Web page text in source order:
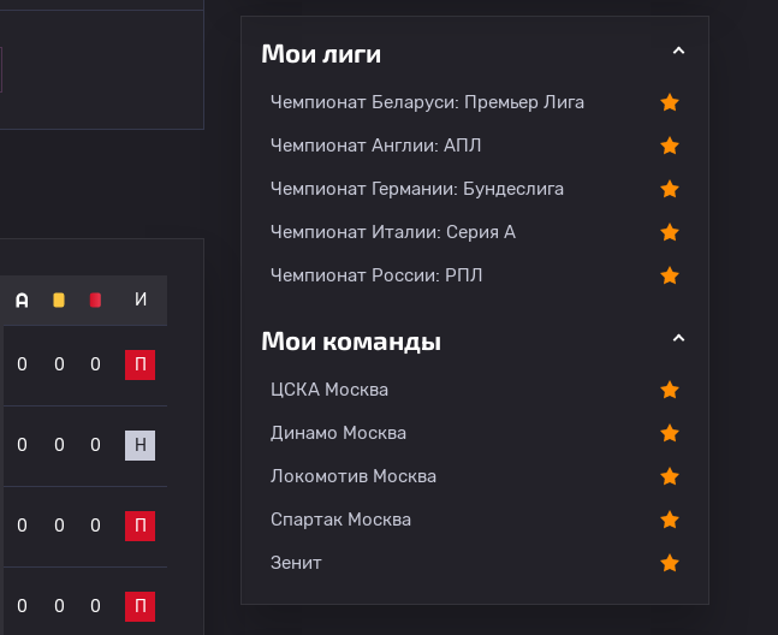
И
0 0 0 П
0 0 0 Н
0 0 0 П
0 0 0 П
Мои лиги
Чемпионат Беларуси: Премьер Лига
Чемпионат Англии: АПЛ
Чемпионат Германии: Бундеслига
Чемпионат Италии: Серия А
Чемпионат России: РПЛ
Мои команды
ЦСКА Москва
Динамо Москва
Локомотив Москва
Спартак Москва
Зенит